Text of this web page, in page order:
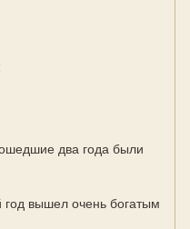
два года были
вышел очень богатым